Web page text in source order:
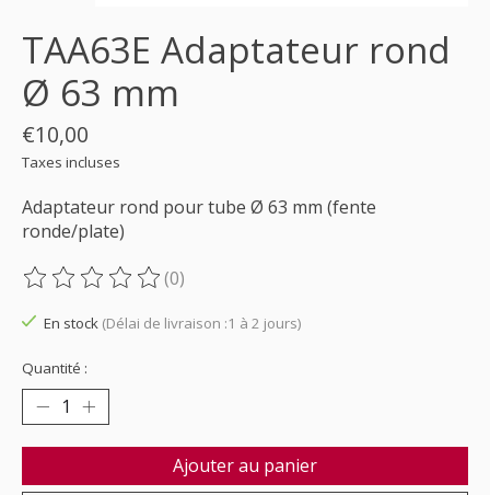
TAA63E Adaptateur rond
Ø 63 mm
€10,00
Taxes incluses
Adaptateur rond pour tube Ø 63 mm (fente
ronde/plate)
Ce produit est évalué à
(0)
En stock (Délai de livraison :1 à 2 jours)
Quantité :
Ajouter au panier